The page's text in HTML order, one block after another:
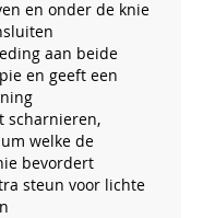
en onder de knie
aan beide
en geeft een
scharnieren,
welke de
bevordert
steun voor lichte